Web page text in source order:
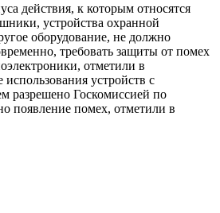
действия, к которым относятся
устройства охранной
оборудование, не должно
требовать защиты от помех
отметили в
устройств с
разрешено Госкомиссией по
появление помех, отметили в